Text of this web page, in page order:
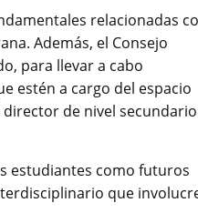
relacionadas
Además, el Consejo
para llevar a cabo
estén a cargo del espacio
director de nivel secundario
estudiantes como futuros
que